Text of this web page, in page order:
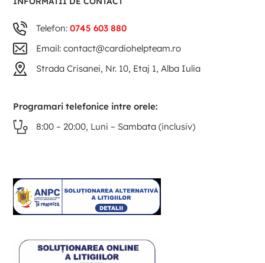
Telefon:0745 603 880
Email: contact@cardiohelpteam.ro
Strada Crisanei, Nr. 10, Etaj 1, Alba Iulia
Programari telefonice intre orele:
8:00 – 20:00, Luni – Sambata (inclusiv)